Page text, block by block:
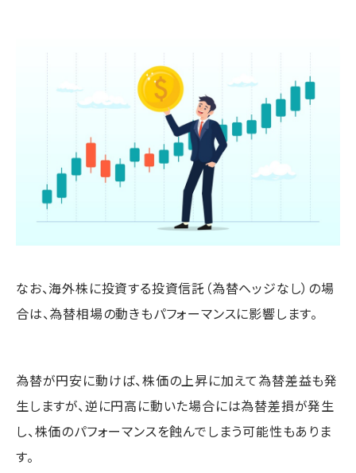
なお、海外株に投資する投資信託（為替ヘッジなし）の場
合は、為替相場の動きもパフォーマンスに影響します。
為替が円安に動けば、株価の上昇に加えて為替差益も発
生しますが、逆に円高に動いた場合には為替差損が発生
し、株価のパフォーマンスを蝕んでしまう可能性もありま
す。